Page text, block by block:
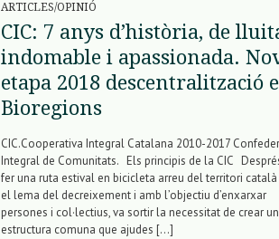
ARTICLES/OPINIÓ
CIC: 7 anys d’història, de
indomable i apassionada.
etapa 2018 descentralització
Bioregions
CIC.Cooperativa Integral Catalana 2010-2017
Integral de Comunitats. Els principis de la CIC
fer una ruta estival en bicicleta arreu del territori
el lema del decreixement i amb l’objectiu d’enxarxar
persones i col·lectius, va sortir la necessitat de crear
estructura comuna que ajudes […]